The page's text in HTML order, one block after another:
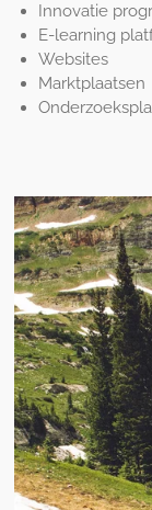
Innovatie
E-learning
Websites
Marktplaatsen